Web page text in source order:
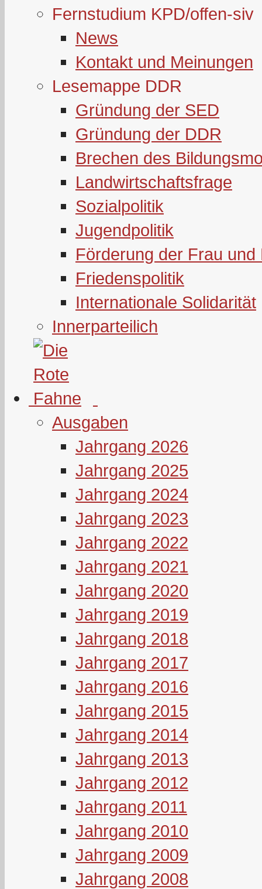
Fernstudium KPD/offen-siv
News
Kontakt und Meinungen
Lesemappe DDR
Gründung der SED
Gründung der DDR
Brechen des
Landwirtschaftsfrage
Sozialpolitik
Jugendpolitik
Förderung der Frau und
Friedenspolitik
Internationale Solidarität
Innerparteilich
Ausgaben
Jahrgang 2026
Jahrgang 2025
Jahrgang 2024
Jahrgang 2023
Jahrgang 2022
Jahrgang 2021
Jahrgang 2020
Jahrgang 2019
Jahrgang 2018
Jahrgang 2017
Jahrgang 2016
Jahrgang 2015
Jahrgang 2014
Jahrgang 2013
Jahrgang 2012
Jahrgang 2011
Jahrgang 2010
Jahrgang 2009
Jahrgang 2008